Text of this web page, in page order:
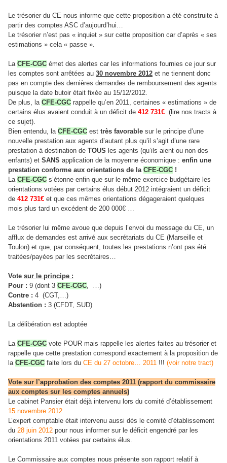
Le trésorier du CE nous informe que cette proposition a été construite à
partir des comptes ASC d’aujourd’hui…
Le trésorier n’est pas « inquiet » sur cette proposition car d’après « ses
estimations » cela « passe ».
La CFE-CGC émet des alertes car les informations fournies ce jour sur
les comptes sont arrêtées au 30 novembre 2012 et ne tiennent donc
pas en compte des dernières demandes de remboursement des agents
puisque la date butoir était fixée au 15/12/2012.
De plus, la CFE-CGC rappelle qu’en 2011, certaines « estimations » de
certains élus avaient conduit à un déficit de 412 731€ (lire nos tracts à
ce sujet).
Bien entendu, la CFE-CGC est très favorable sur le principe d’une
nouvelle prestation aux agents d’autant plus qu’il s’agit d’une rare
prestation à destination de TOUS les agents (qu’ils aient ou non des
enfants) et SANS application de la moyenne économique : enfin une
prestation conforme aux orientations de la CFE-CGC !
La CFE-CGC s’étonne enfin que sur le même exercice budgétaire les
orientations votées par certains élus début 2012 intégraient un déficit
de 412 731€ et que ces mêmes orientations dégageraient quelques
mois plus tard un excédent de 200 000€ …
Le trésorier lui même avoue que depuis l’envoi du message du CE, un
afflux de demandes est arrivé aux secrétariats du CE (Marseille et
Toulon) et que, par conséquent, toutes les prestations n’ont pas été
traitées/payées par les secrétaires…
Vote sur le principe :
Pour : 9 (dont 3 CFE-CGC , …)
Contre : 4 (CGT,…)
Abstention : 3 (CFDT, SUD)
La délibération est adoptée
La CFE-CGC vote POUR mais rappelle les alertes faites au trésorier et
rappelle que cette prestation correspond exactement à la proposition de
la CFE-CGC faite lors du CE du 27 octobre… 2011 !!! (voir notre tract)
Vote sur l’approbation des comptes 2011 (rapport du commissaire
aux comptes sur les comptes annuels)
Le cabinet Pansier était déjà intervenu lors du comité d’établissement
15 novembre 2012
L’expert comptable était intervenu aussi dés le comité d’établissement
du 28 juin 2012 pour nous informer sur le déficit engendré par les
orientations 2011 votées par certains élus.
Le Commissaire aux comptes nous présente son rapport relatif à